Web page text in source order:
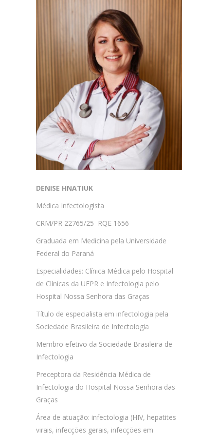
DENISE HNATIUK
Médica Infectologista
CRM/PR 22765/25 RQE 1656
Graduada em Medicina pela Universidade
Federal do Paraná
Especialidades: Clínica Médica pelo Hospital
de Clínicas da UFPR e Infectologia pelo
Hospital Nossa Senhora das Graças
Título de especialista em infectologia pela
Sociedade Brasileira de Infectologia
Membro efetivo da Sociedade Brasileira de
Infectologia
Preceptora da Residência Médica de
Infectologia do Hospital Nossa Senhora das
Graças
Área de atuação: infectologia (HIV, hepatites
virais, infecções gerais, infecções em